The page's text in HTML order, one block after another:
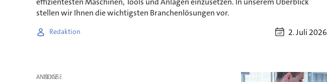
stellen wir Ihnen die wichtigsten Branchenlösungen vor.
Redaktion 2. Juli 2026
ANZEIGE